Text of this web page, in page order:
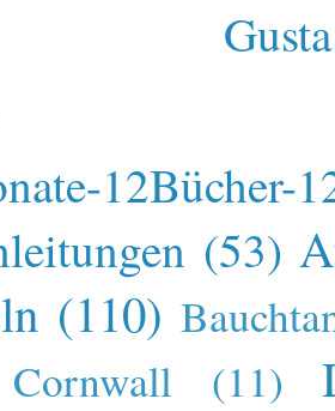
12Bücher-
(53)
(110)
Cornwall (11)